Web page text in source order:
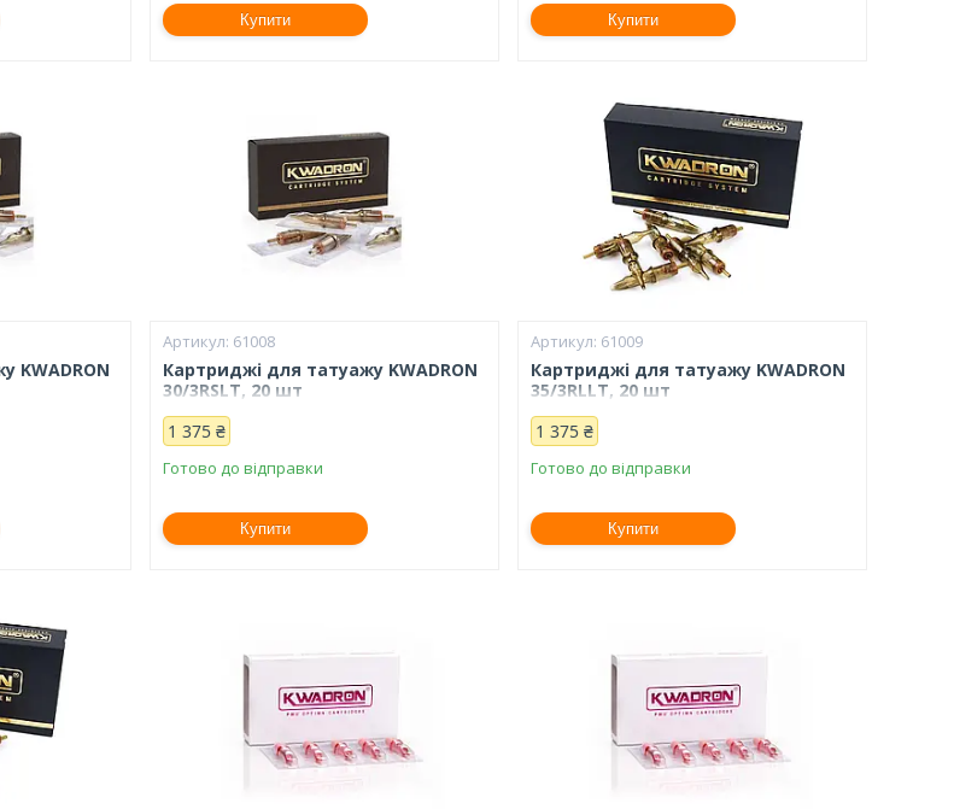
Купити Купити
KWADRON
61008
Картриджі для татуажу KWADRON
30/3RSLT, 20 шт
1 375 ₴
Готово до відправки
Купити
61009
Картриджі для татуажу KWADRON
35/3RLLT, 20 шт
1 375 ₴
Готово до відправки
Купити